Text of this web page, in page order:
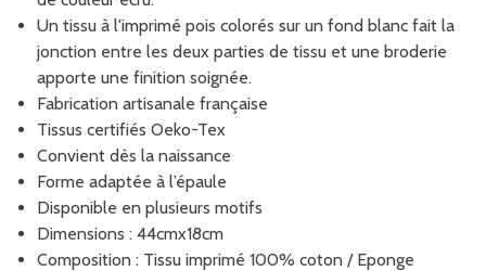
Un tissu à l'imprimé pois colorés sur un fond blanc fait la
jonction entre les deux parties de tissu et une broderie
apporte une finition soignée.
Fabrication artisanale française
Tissus certifiés Oeko-Tex
Convient dès la naissance
Forme adaptée à l’épaule
Disponible en plusieurs motifs
Dimensions : 44cmx18cm
Composition : Tissu imprimé 100% coton / Eponge